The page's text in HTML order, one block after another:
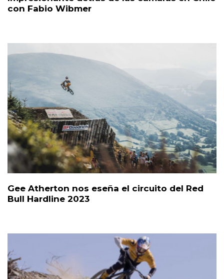
con Fabio Wibmer
Gee Atherton nos eseña el circuito del Red
Bull Hardline 2023